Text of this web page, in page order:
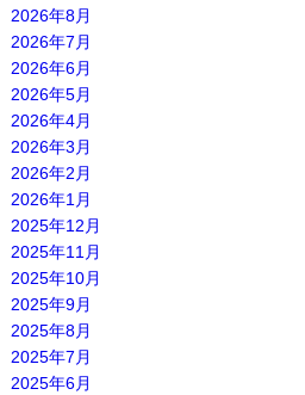
2026年8月
2026年7月
2026年6月
2026年5月
2026年4月
2026年3月
2026年2月
2026年1月
2025年12月
2025年11月
2025年10月
2025年9月
2025年8月
2025年7月
2025年6月